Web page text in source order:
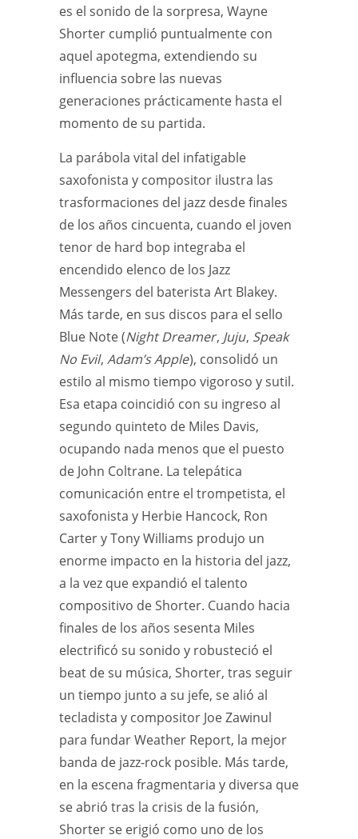
es el sonido de la sorpresa, Wayne
Shorter cumplió puntualmente con
aquel apotegma, extendiendo su
influencia sobre las nuevas
generaciones prácticamente hasta el
momento de su partida.
La parábola vital del infatigable
saxofonista y compositor ilustra las
trasformaciones del jazz desde finales
de los años cincuenta, cuando el joven
tenor de hard bop integraba el
encendido elenco de los Jazz
Messengers del baterista Art Blakey.
Más tarde, en sus discos para el sello
Blue Note (Night Dreamer, Juju, Speak
No Evil, Adam’s Apple), consolidó un
estilo al mismo tiempo vigoroso y sutil.
Esa etapa coincidió con su ingreso al
segundo quinteto de Miles Davis,
ocupando nada menos que el puesto
de John Coltrane. La telepática
comunicación entre el trompetista, el
saxofonista y Herbie Hancock, Ron
Carter y Tony Williams produjo un
enorme impacto en la historia del jazz,
a la vez que expandió el talento
compositivo de Shorter. Cuando hacia
finales de los años sesenta Miles
electrificó su sonido y robusteció el
beat de su música, Shorter, tras seguir
un tiempo junto a su jefe, se alió al
tecladista y compositor Joe Zawinul
para fundar Weather Report, la mejor
banda de jazz-rock posible. Más tarde,
en la escena fragmentaria y diversa que
se abrió tras la crisis de la fusión,
Shorter se erigió como uno de los